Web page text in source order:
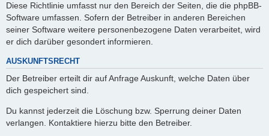
Diese Richtlinie umfasst nur den Bereich der Seiten, die die phpBB-
Software umfassen. Sofern der Betreiber in anderen Bereichen
seiner Software weitere personenbezogene Daten verarbeitet, wird
er dich darüber gesondert informieren.
AUSKUNFTSRECHT
Der Betreiber erteilt dir auf Anfrage Auskunft, welche Daten über
dich gespeichert sind.
Du kannst jederzeit die Löschung bzw. Sperrung deiner Daten
verlangen. Kontaktiere hierzu bitte den Betreiber.